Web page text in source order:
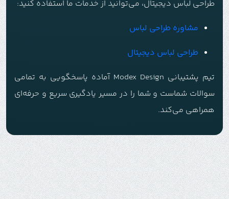
طراحی لباس دیجیتال، می‌توانید از خدمات ما استفاده کنید:
مشاوره طراحی لباس
طراحی لباس دیجیتال
تیم پشتیبانی Modex Design آماده پاسخگویی به تمامی
سوالات شماست و شما را در مسیر یادگیری سریع و حرفه‌ای
همراهی می‌کند.